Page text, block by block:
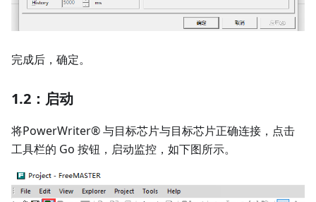
完成后，确定。
1.2：启动
将PowerWriter® 与目标芯片与目标芯片正确连接，点击
工具栏的 Go 按钮，启动监控，如下图所示。